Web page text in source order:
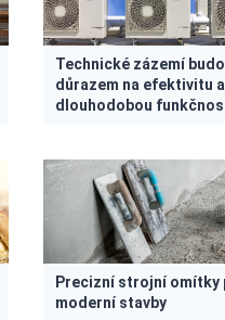
Technické zázemí
důrazem na efektivitu a
dlouhodobou
Precizní strojní omítky
moderní stavby